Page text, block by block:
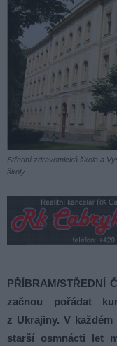
Střední zdravotnická škola a
školy
PŘÍBRAM/STŘEDNÍ
začnou pořádat
z Ukrajiny. V
starší osmnácti let